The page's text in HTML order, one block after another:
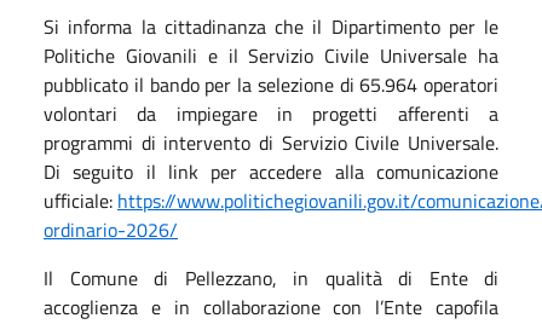
Si informa la cittadinanza che il Dipartimento per le
Politiche Giovanili e il Servizio Civile Universale ha
pubblicato il bando per la selezione di 65.964 operatori
volontari da impiegare in progetti afferenti a
programmi di intervento di Servizio Civile Universale.
Di seguito il link per accedere alla comunicazione
ufficiale: https://www.politichegiovanili.gov.it/
ordinario-2026/
Il Comune di Pellezzano, in qualità di Ente di
accoglienza e in collaborazione con l’Ente capofila